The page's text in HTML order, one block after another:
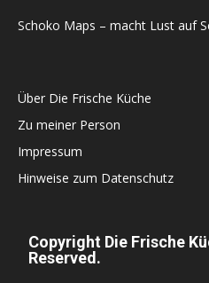
Schoko Maps – macht Lust auf
Über Die Frische Küche
Zu meiner Person
Impressum
Hinweise zum Datenschutz
Copyright Die Frische
Reserved.